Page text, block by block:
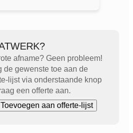
afname? Geen probleem!
de gewenste toe aan de
lijst via onderstaande knop
een offerte aan.
Toevoegen aan offerte-lijst